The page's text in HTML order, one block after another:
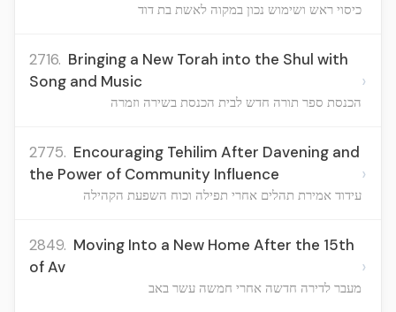
כיסוי ראש ושימוש נכון במקוה לאשת בת דוד
2716. Bringing a New Torah into the Shul with
Song and Music
הכנסת ספר תורה חדש לבית הכנסת בשירה וזמרה
›
2775. Encouraging Tehilim After Davening and
the Power of Community Influence
עידוד אמירת תהלים אחרי תפילה וכוח השפעת הקהילה
›
2849. Moving Into a New Home After the 15th
of Av
מעבר לדירה חדשה אחרי חמשה עשר באב
›